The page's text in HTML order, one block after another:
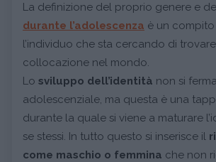
La definizione del proprio genere e
durante l’adolescenza è un
l’individuo che sta cercando di
collocazione nel mondo.
Lo sviluppo dell’identità non si
adolescenziale, ma questa è una
durante la quale si viene a maturare
se stessi. In tutto questo si inserisce il
come maschio o femmina che non